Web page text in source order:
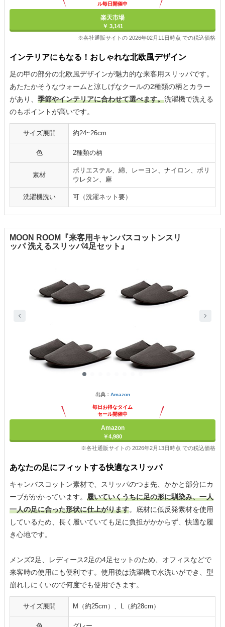
ル毎日開催中
楽天市場
￥ 3,141
※各社通販サイトの 2026年02月11日時点 での税込価格
インテリアにもなる！おしゃれな北欧風デザイン
足の甲の部分の北欧風デザインが魅力的な来客用スリッパです。
あたたかそうなウォームと涼しげなクールの2種類の柄とカラー
があり、 季節やインテリアに合わせて選べます。洗濯機で洗える
のもポイントが高いです。
サイズ展開 約24~26cm
色 2種類の柄
素材
ポリエステル、綿、レーヨン、ナイロン、ポリ
ウレタン、麻
洗濯機洗い 可（洗濯ネット要）
MOON ROOM『来客用キャンバスコットンスリ
ッパ 洗えるスリッパ4足セット』
出典： Amazon
毎日お得なタイム
セール開催中
Amazon
￥4,980
※各社通販サイトの 2026年2月13日時点 での税込価格
あなたの足にフィットする快適なスリッパ
キャンバスコットン素材で、スリッパのつま先、かかと部分にカ
ーブがかかっています。 履いていくうちに足の形に馴染み、一人
一人の足に合った形状に仕上がります。底材に低反発素材を使用
しているため、長く履いていても足に負担がかからず、快適な履
き心地です。
メンズ2足、レディース2足の4足セットのため、オフィスなどで
来客時の使用にも便利です。使用後は洗濯機で水洗いができ、型
崩れしにくいので何度でも使用できます。
サイズ展開 M（約25cm）、L（約28cm）